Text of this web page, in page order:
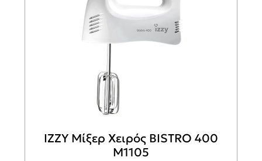
IZZY Μίξερ Χειρός BISTRO 400
M1105